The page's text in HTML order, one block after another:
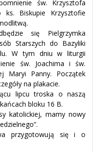
św. Krzysztofa
Biskupie Krzysztofie
się Pielgrzymka
Starszych do Bazyliki
W tym dniu w liturgii
św. Joachima i św.
Maryi Panny. Początek
na plakacie.
lipcu troska o naszą
bloku 16 B.
katolickiej, mamy nowy
przygotowują się i o